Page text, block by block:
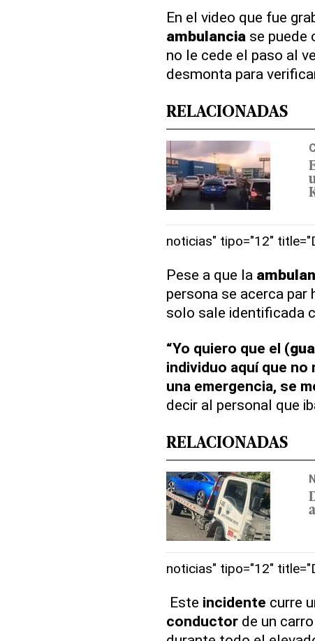
En el video que fue
ambulancia se puede
no le cede el paso al
desmonta para
RELACIONADAS
noticias" tipo="12"
Pese a que la
persona se acerca par
solo sale identificada
“Yo quiero que el (
individuo aquí que no
una emergencia, se
decir al personal que
RELACIONADAS
noticias" tipo="12"
Este incidente curre
conductorde un carro